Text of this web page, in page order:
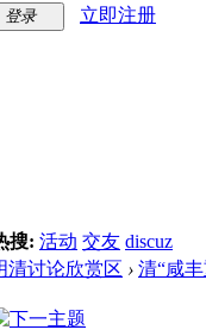
登录 立即注册
搜: 活动 交友 discuz
清讨论欣赏区 › 清“咸